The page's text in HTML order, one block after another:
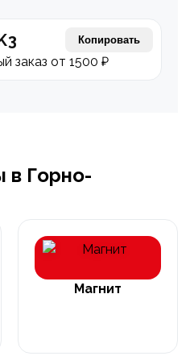
Копировать
заказ от 1500 ₽
в Горно-
Магнит